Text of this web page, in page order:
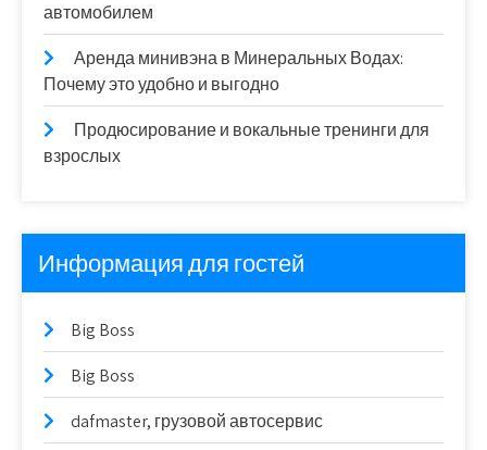
автомобилем
Аренда минивэна в Минеральных Водах:
Почему это удобно и выгодно
Продюсирование и вокальные тренинги для
взрослых
Информация для гостей
Big Boss
Big Boss
dafmaster, грузовой автосервис